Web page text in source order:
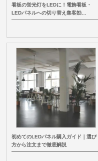
看板の蛍光灯をLEDに！電飾看板・
LEDパネルへの切り替え集客効…
初めてのLEDパネル購入ガイド｜選び
方から注文まで徹底解説